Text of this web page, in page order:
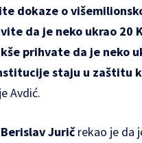
dokaze o
da je neko ukrao 20
prihvate da je neko
staju u zaštitu
Avdić.
Juričrekao je da